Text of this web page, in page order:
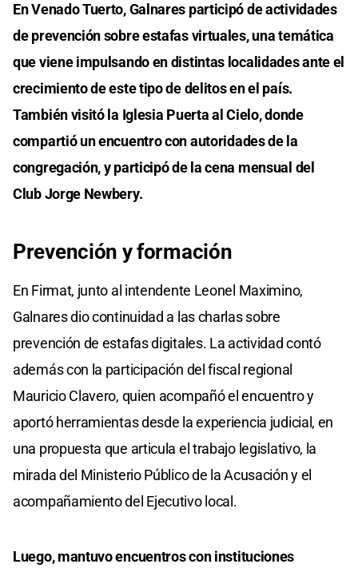
En Venado Tuerto, Galnares participó de actividades
de prevención sobre estafas virtuales, una temática
que viene impulsando en distintas localidades ante el
crecimiento de este tipo de delitos en el país.
También visitó la Iglesia Puerta al Cielo, donde
compartió un encuentro con autoridades de la
congregación, y participó de la cena mensual del
Club Jorge Newbery.
Prevención y formación
En Firmat, junto al intendente Leonel Maximino,
Galnares dio continuidad a las charlas sobre
prevención de estafas digitales. La actividad contó
además con la participación del fiscal regional
Mauricio Clavero, quien acompañó el encuentro y
aportó herramientas desde la experiencia judicial, en
una propuesta que articula el trabajo legislativo, la
mirada del Ministerio Público de la Acusación y el
acompañamiento del Ejecutivo local.
Luego, mantuvo encuentros con instituciones